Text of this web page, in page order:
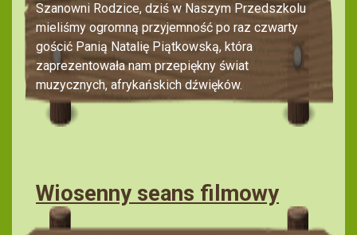
Szanowni Rodzice, dziś w Naszym Przedszkolu
mieliśmy ogromną przyjemność po raz czwarty
gościć Panią Natalię Piątkowską, która
zaprezentowała nam przepiękny świat
muzycznych, afrykańskich dźwięków.
Wiosenny seans filmowy